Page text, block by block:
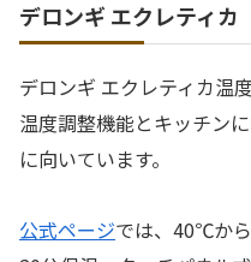
デロンギ エクレティカ
デロンギ エクレティカ温
温度調整機能とキッチン
に向いています。
公式ページでは、40℃か